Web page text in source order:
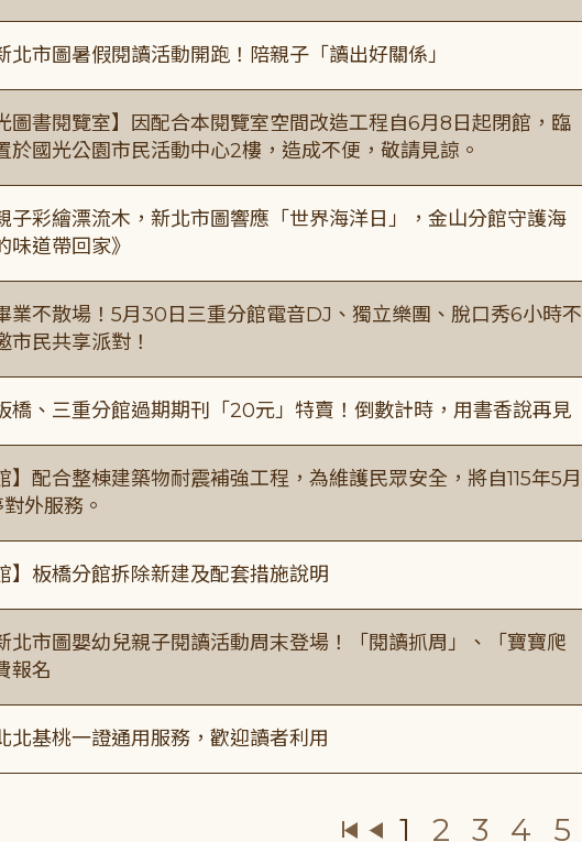
北市圖暑假閱讀活動開跑！陪親子「讀出好關係」
圖書閱覽室】因配合本閱覽室空間改造工程自6月8日起閉館，臨
於國光公園市民活動中心2樓，造成不便，敬請見諒。
子彩繪漂流木，新北市圖響應「世界海洋日」，金山分館守護海
味道帶回家》
業不散場！5月30日三重分館電音DJ、獨立樂團、脫口秀6小時不
市民共享派對！
橋、三重分館過期期刊「20元」特賣！倒數計時，用書香說再見
】配合整棟建築物耐震補強工程，為維護民眾安全，將自115年5月
外服務。
】板橋分館拆除新建及配套措施說明
北市圖嬰幼兒親子閱讀活動周末登場！「閱讀抓周」、「寶寶爬
報名
北基桃一證通用服務，歡迎讀者利用
1 2 3 4 5